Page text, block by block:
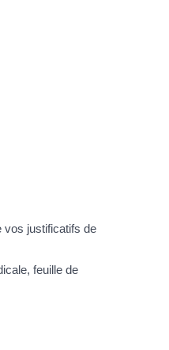
vos justificatifs de
feuille de